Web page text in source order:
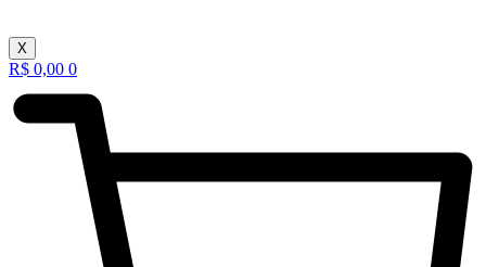
X
R$ 0,00 0